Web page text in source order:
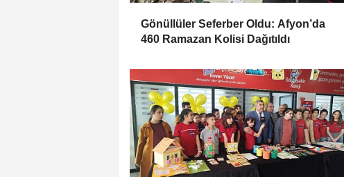
Gönüllüler Seferber Oldu: Afyon’da
460 Ramazan Kolisi Dağıtıldı